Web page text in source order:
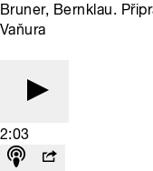
Bruner, Bernklau.
Vaňura
2:03